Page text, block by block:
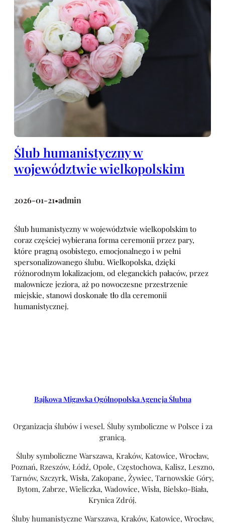
Ślub humanistyczny w
województwie wielkopolskim
2026-01-21•admin
Ślub humanistyczny w województwie wielkopolskim to
coraz częściej wybierana forma ceremonii przez pary,
które pragną osobistego, emocjonalnego i w pełni
spersonalizowanego ślubu. Wielkopolska, dzięki
różnorodnym lokalizacjom, od eleganckich pałaców, przez
malownicze jeziora, aż po nowoczesne przestrzenie
miejskie, stanowi doskonałe tło dla ceremonii
humanistycznej.
Bajkowa Migawka Ogólnopolska Agencja Ślubna
Organizacja ślubów i wesel. Śluby symboliczne w Polsce i za
granicą.
Śluby symboliczne Warszawa, Kraków, Katowice, Wrocław,
Poznań, Rzeszów, Łódź, Opole, Częstochowa, Kalisz, Leszno,
Tarnów, Szczyrk, Wisła, Zakopane, Żywiec, Tarnowskie Góry,
Bytom, Zabrze, Wieliczka, Wadowice, Wisła, Bielsko-Biała,
Krynica Zdrój.
Śluby humanistyczne Warszawa, Kraków, Katowice, Wrocław,